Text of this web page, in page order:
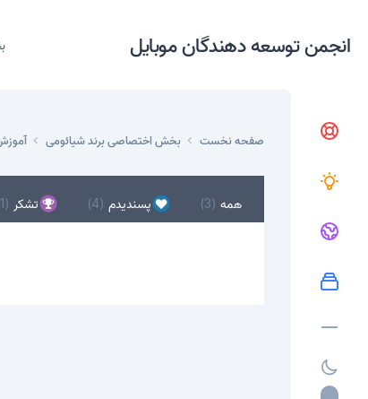
انجمن توسعه دهندگان موبایل
صفحه نخست بخش اختصاصی برند شیائومی
همه (3) پسندیدم (4) تشکر (1)